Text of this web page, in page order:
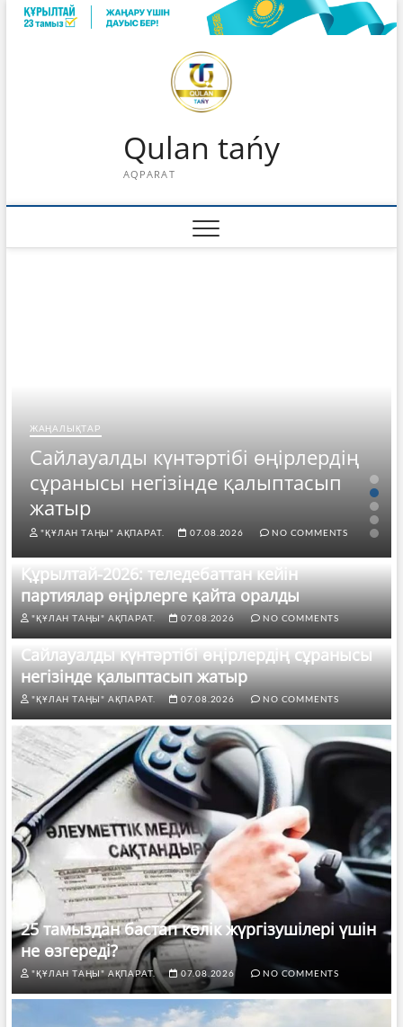
Skip
Qulan tańy
AQPARAT
ЖАҢАЛЫҚТАР
Сайлауалды күнтәртібі өңірлердің
сұранысы негізінде қалыптасып
жатыр
"ҚҰЛАН ТАҢЫ" АҚПАРАТ. 07.08.2026 NO COMMENTS
Құрылтай-2026: теледебаттан кейін
партиялар өңірлерге қайта оралды
"ҚҰЛАН ТАҢЫ" АҚПАРАТ. 07.08.2026 NO COMMENTS
Сайлауалды күнтәртібі өңірлердің сұранысы
негізінде қалыптасып жатыр
"ҚҰЛАН ТАҢЫ" АҚПАРАТ. 07.08.2026 NO COMMENTS
25 тамыздан бастап көлік жүргізушілері үшін
не өзгереді?
"ҚҰЛАН ТАҢЫ" АҚПАРАТ. 07.08.2026 NO COMMENTS